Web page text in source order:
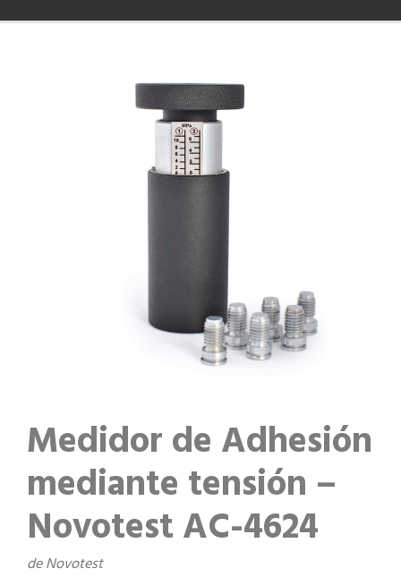
Medidor de Adhesión
mediante tensión –
Novotest AC-4624
de Novotest